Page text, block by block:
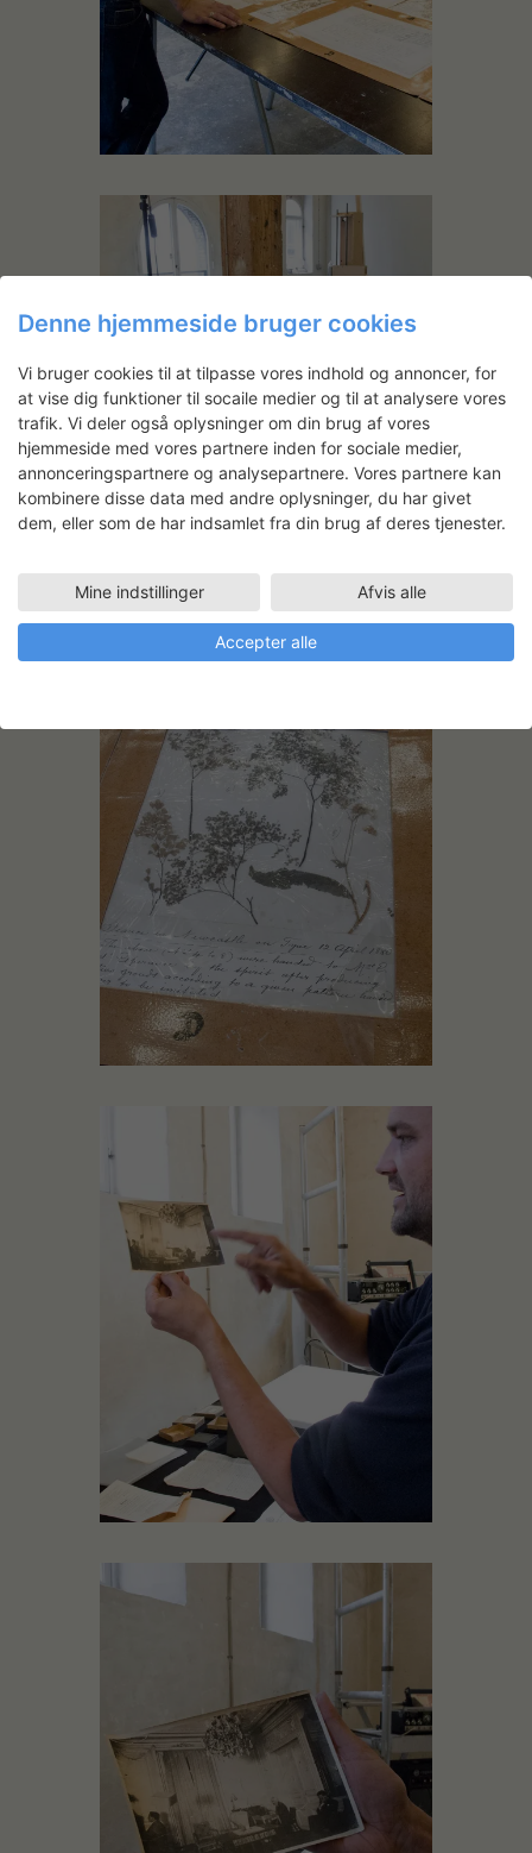
Denne hjemmeside bruger cookies
Vi bruger cookies til at tilpasse vores indhold og annoncer, for
at vise dig funktioner til socaile medier og til at analysere vores
trafik. Vi deler også oplysninger om din brug af vores
hjemmeside med vores partnere inden for sociale medier,
annonceringspartnere og analysepartnere. Vores partnere kan
kombinere disse data med andre oplysninger, du har givet
dem, eller som de har indsamlet fra din brug af deres tjenester.
Mine indstillinger Afvis alle
Accepter alle